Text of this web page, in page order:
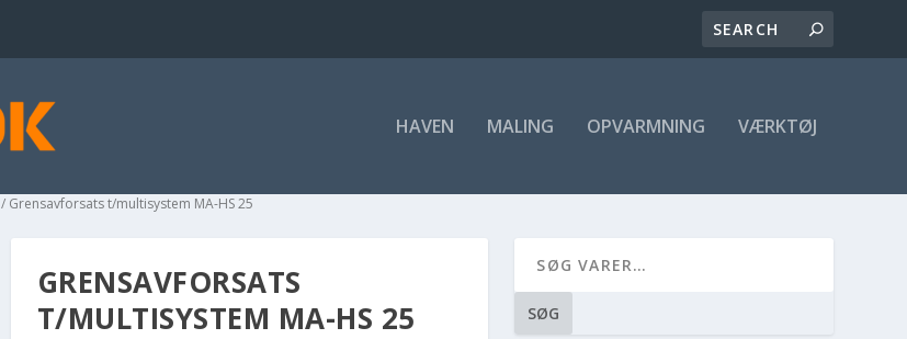
HAVEN MALING OPVARMNING VÆRKTØJ
/ Grensavforsats t/multisystem MA-HS 25
GRENSAVFORSATS
T/MULTISYSTEM MA-HS 25
SØG